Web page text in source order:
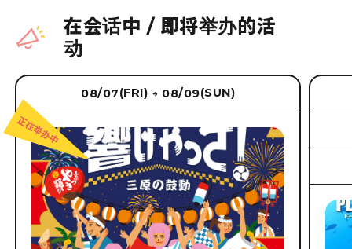
在会话中 / 即将举办的活
动
08/07(FRI) → 08/09(SUN)